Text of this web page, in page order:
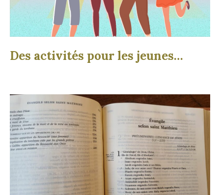
Des activités pour les jeunes…